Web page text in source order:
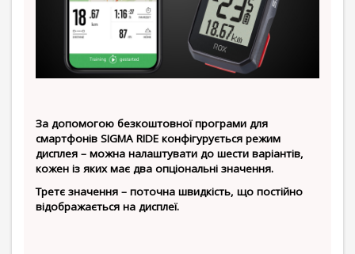
За допомогою безкоштовної програми для
смартфонів SIGMA RIDE конфігурується режим
дисплея – можна налаштувати до шести варіантів,
кожен із яких має два опціональні значення.
Третє значення – поточна швидкість, що постійно
відображається на дисплеї.